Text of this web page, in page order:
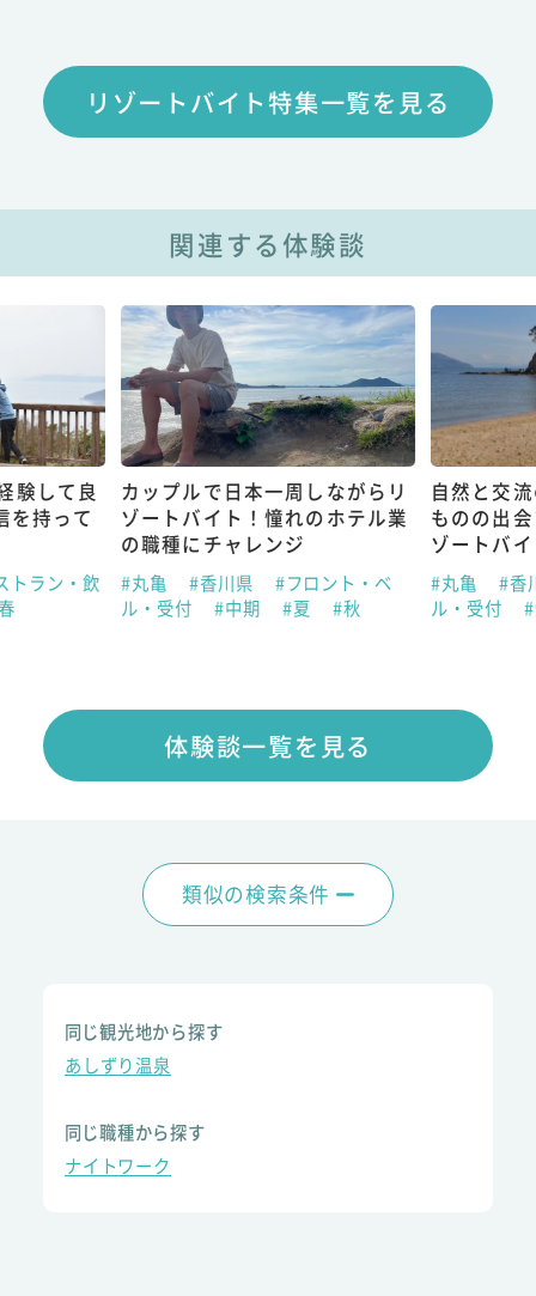
リゾートバイト特集一覧を見る
関連する体験談
験して良
を持って
トラン・飲
カップルで日本一周しながらリ
ゾートバイト！憧れのホテル業
の職種にチャレンジ
#丸亀 #香川県
#フロント・ベ
ル・受付
#中期 #夏 #秋
自然と交
ものの出
ゾートバ
#丸亀
#香
ル・受付
体験談一覧を見る
類似の検索条件
同じ観光地から探す
あしずり温泉
同じ職種から探す
ナイトワーク